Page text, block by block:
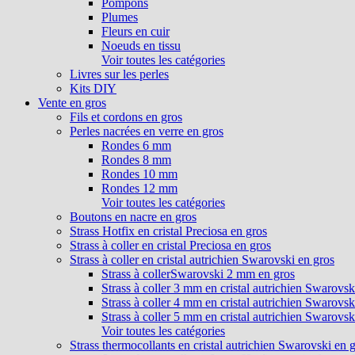
Pompons
Plumes
Fleurs en cuir
Noeuds en tissu
Voir toutes les catégories
Livres sur les perles
Kits DIY
Vente en gros
Fils et cordons en gros
Perles nacrées en verre en gros
Rondes 6 mm
Rondes 8 mm
Rondes 10 mm
Rondes 12 mm
Voir toutes les catégories
Boutons en nacre en gros
Strass Hotfix en cristal Preciosa en gros
Strass à coller en cristal Preciosa en gros
Strass à coller en cristal autrichien Swarovski en gros
Strass à collerSwarovski 2 mm en gros
Strass à coller 3 mm en cristal autrichien
Strass à coller 4 mm en cristal autrichien
Strass à coller 5 mm en cristal autrichien
Voir toutes les catégories
Strass thermocollants en cristal autrichien Swarovski en